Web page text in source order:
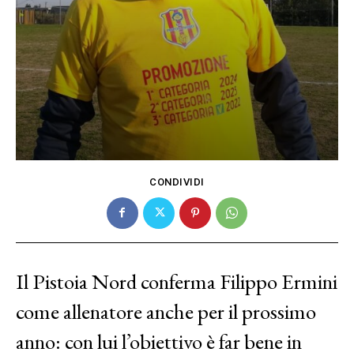
CONDIVIDI
Il Pistoia Nord conferma Filippo Ermini
come allenatore anche per il prossimo
anno: con lui l’obiettivo è far bene in